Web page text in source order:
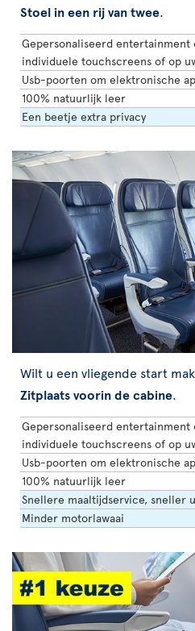
Stoel in een rij van twee.
Gepersonaliseerd
individuele touchscreens of op
Usb-poorten om elektronische
100% natuurlijk leer
Een beetje extra privacy
Wilt u een vliegende start
Zitplaats voorin de cabine.
Gepersonaliseerd
individuele touchscreens of op
Usb-poorten om elektronische
100% natuurlijk leer
Snellere maaltijdservice, sneller
Minder motorlawaai